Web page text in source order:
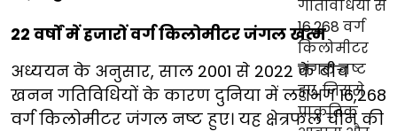
22 वर्षों में हजारों वर्ग किलोमीटर जंगल खत्म
अध्ययन के अनुसार, साल 2001 से 2022 के बीच
खनन गतिविधियों के कारण दुनिया में लगभग 16,268
वर्ग किलोमीटर जंगल नष्ट हुए। यह क्षेत्रफल चीन की